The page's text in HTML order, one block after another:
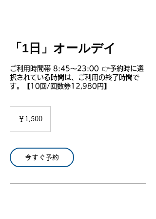
「1日」オールデイ
ご利用時間帯 8:45〜23:00 👉予約時に選
択されている時間は、ご利用の終了時間で
す。【10回/回数券12,980円】
￥1,500
今すぐ予約